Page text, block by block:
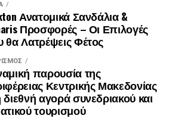
Ανατομικά Σανδάλια &
Προσφορές – Οι Επιλογές
θα Λατρέψεις Φέτος
παρουσία της
Κεντρικής Μακεδονίας
διεθνή αγορά συνεδριακού και
τουρισμού